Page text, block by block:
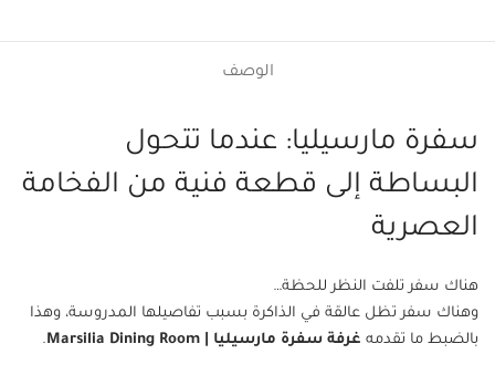
الوصف
سفرة مارسيليا: عندما تتحول
البساطة إلى قطعة فنية من الفخامة
العصرية
هناك سفر تلفت النظر للحظة…
وهناك سفر تظل عالقة في الذاكرة بسبب تفاصيلها المدروسة، وهذا
بالضبط ما تقدمه غرفة سفرة مارسيليا | Marsilia Dining Room .